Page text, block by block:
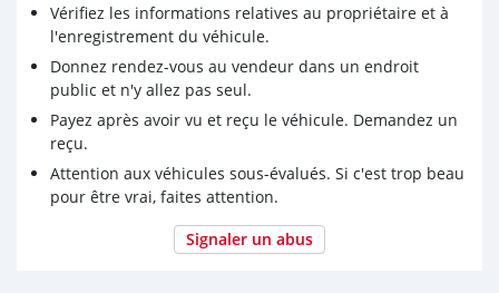
Vérifiez les informations relatives au propriétaire et à
l'enregistrement du véhicule.
Donnez rendez-vous au vendeur dans un endroit
public et n'y allez pas seul.
Payez après avoir vu et reçu le véhicule. Demandez un
reçu.
Attention aux véhicules sous-évalués. Si c'est trop beau
pour être vrai, faites attention.
Signaler un abus